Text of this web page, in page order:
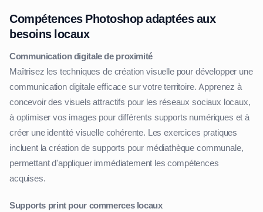
Compétences Photoshop adaptées aux
besoins locaux
Communication digitale de proximité
Maîtrisez les techniques de création visuelle pour développer une
communication digitale efficace sur votre territoire. Apprenez à
concevoir des visuels attractifs pour les réseaux sociaux locaux,
à optimiser vos images pour différents supports numériques et à
créer une identité visuelle cohérente. Les exercices pratiques
incluent la création de supports pour médiathèque communale,
permettant d'appliquer immédiatement les compétences
acquises.
Supports print pour commerces locaux